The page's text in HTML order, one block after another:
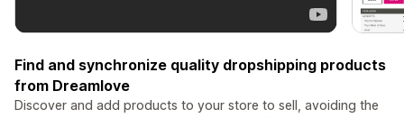
Find and synchronize quality dropshipping products
from Dreamlove
Discover and add products to your store to sell, avoiding the